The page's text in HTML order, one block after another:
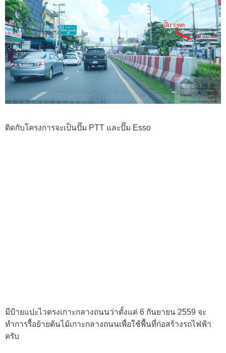
ติดกับโครงการจะเป็นปั๊ม PTT และปั๊ม Esso
มีป้ายแปะไวตรงเกาะกลางถนนว่าตั้งแต่ 6 กันยายน 2559 จะ
ทำการรื้อย้ายต้นไม้เกาะกลางถนนเพื่อใช้พื้นที่ก่อสร้างรถไฟฟ้า
ครับ